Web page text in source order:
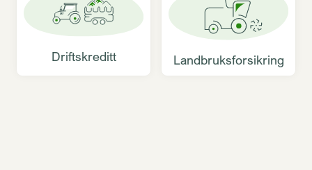
Driftskreditt Landbruksforsikring